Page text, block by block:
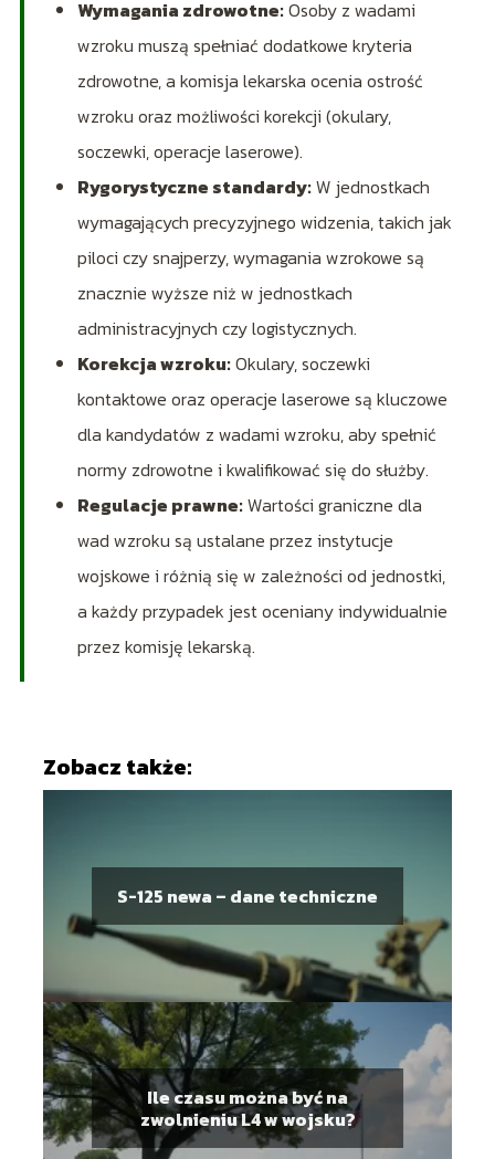
Wymagania zdrowotne:Osoby z wadami
wzroku muszą spełniać dodatkowe kryteria
zdrowotne, a komisja lekarska ocenia ostrość
wzroku oraz możliwości korekcji (okulary,
soczewki, operacje laserowe).
Rygorystyczne standardy:W jednostkach
wymagających precyzyjnego widzenia, takich jak
piloci czy snajperzy, wymagania wzrokowe są
znacznie wyższe niż w jednostkach
administracyjnych czy logistycznych.
Korekcja wzroku:Okulary, soczewki
kontaktowe oraz operacje laserowe są kluczowe
dla kandydatów z wadami wzroku, aby spełnić
normy zdrowotne i kwalifikować się do służby.
Regulacje prawne:Wartości graniczne dla
wad wzroku są ustalane przez instytucje
wojskowe i różnią się w zależności od jednostki,
a każdy przypadek jest oceniany indywidualnie
przez komisję lekarską.
Zobacz także:
S-125 newa – dane techniczne
Ile czasu można być na
zwolnieniu L4 w wojsku?